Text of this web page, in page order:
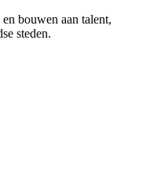
bouwen aan talent,
steden.